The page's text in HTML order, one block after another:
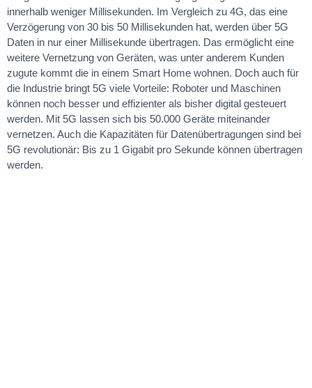
innerhalb weniger Millisekunden. Im Vergleich zu 4G, das eine
Verzögerung von 30 bis 50 Millisekunden hat, werden über 5G
Daten in nur einer Millisekunde übertragen. Das ermöglicht eine
weitere Vernetzung von Geräten, was unter anderem Kunden
zugute kommt die in einem Smart Home wohnen. Doch auch für
die Industrie bringt 5G viele Vorteile: Roboter und Maschinen
können noch besser und effizienter als bisher digital gesteuert
werden. Mit 5G lassen sich bis 50.000 Geräte miteinander
vernetzen. Auch die Kapazitäten für Datenübertragungen sind bei
5G revolutionär: Bis zu 1 Gigabit pro Sekunde können übertragen
werden.